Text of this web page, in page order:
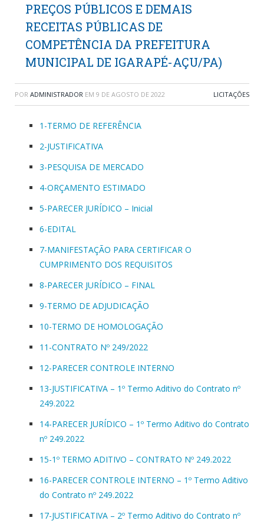
PREÇOS PÚBLICOS E DEMAIS
RECEITAS PÚBLICAS DE
COMPETÊNCIA DA PREFEITURA
MUNICIPAL DE IGARAPÉ-AÇU/PA)
POR ADMINISTRADOR EM 9 DE AGOSTO DE 2022 LICITAÇÕES
1-TERMO DE REFERÊNCIA
2-JUSTIFICATIVA
3-PESQUISA DE MERCADO
4-ORÇAMENTO ESTIMADO
5-PARECER JURÍDICO – Inicial
6-EDITAL
7-MANIFESTAÇÃO PARA CERTIFICAR O
CUMPRIMENTO DOS REQUISITOS
8-PARECER JURÍDICO – FINAL
9-TERMO DE ADJUDICAÇÃO
10-TERMO DE HOMOLOGAÇÃO
11-CONTRATO Nº 249/2022
12-PARECER CONTROLE INTERNO
13-JUSTIFICATIVA – 1º Termo Aditivo do Contrato nº
249.2022
14-PARECER JURÍDICO – 1º Termo Aditivo do Contrato
nº 249.2022
15-1º TERMO ADITIVO – CONTRATO Nº 249.2022
16-PARECER CONTROLE INTERNO – 1º Termo Aditivo
do Contrato nº 249.2022
17-JUSTIFICATIVA – 2º Termo Aditivo do Contrato nº